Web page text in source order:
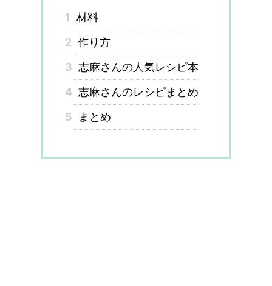
1 材料
2 作り方
3 志麻さんの人気レシピ本
4 志麻さんのレシピまとめ
5
まとめ